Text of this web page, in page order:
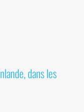
dans les